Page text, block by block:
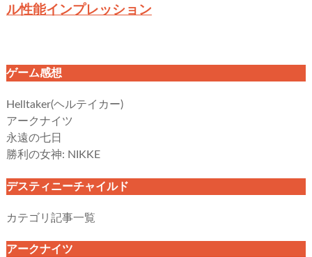
ル性能インプレッション
ゲーム感想
Helltaker(ヘルテイカー)
アークナイツ
永遠の七日
勝利の女神: NIKKE
デスティニーチャイルド
カテゴリ記事一覧
アークナイツ